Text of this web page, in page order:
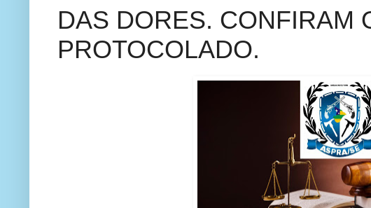
DAS DORES. CONFIRAM
PROTOCOLADO.